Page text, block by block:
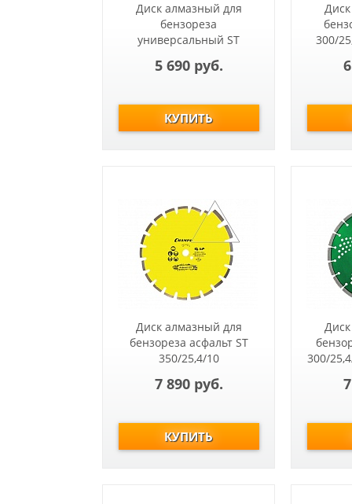
Диск алмазный для
бензореза
универсальный ST
(бетон, кирпич,
5 690 руб.
300/
Диск алмазный для
бензореза асфальт ST
350/25,4/10
бетону,свежий
7 890 руб.
300/